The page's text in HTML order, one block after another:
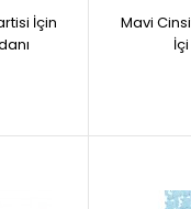
İçin
Mavi